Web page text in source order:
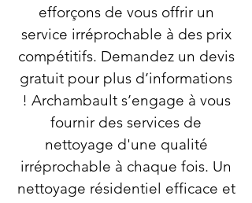
efforçons de vous offrir un
service irréprochable à des prix
compétitifs. Demandez un devis
gratuit pour plus d’informations
! Archambault s’engage à vous
fournir des services de
nettoyage d'une qualité
irréprochable à chaque fois. Un
nettoyage résidentiel efficace et